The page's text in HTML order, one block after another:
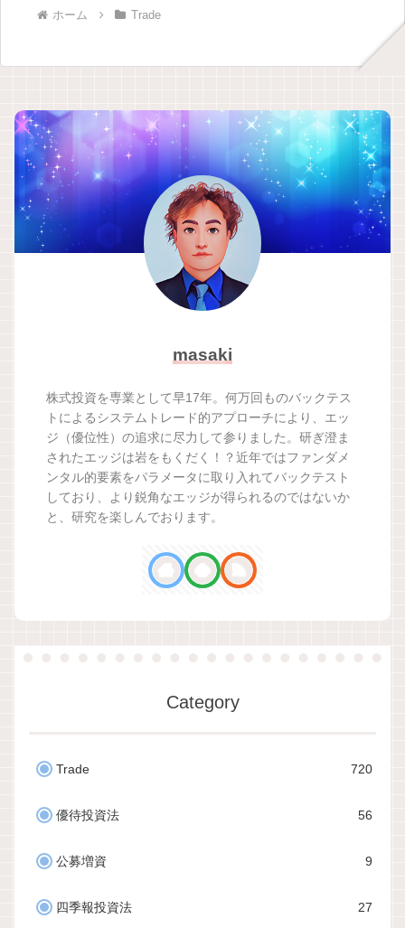
ホーム Trade
masaki
株式投資を専業として早17年。何万回ものバックテス
トによるシステムトレード的アプローチにより、エッ
ジ（優位性）の追求に尽力して参りました。研ぎ澄ま
されたエッジは岩をもくだく！？近年ではファンダメ
ンタル的要素をパラメータに取り入れてバックテスト
しており、より鋭角なエッジが得られるのではないか
と、研究を楽しんでおります。
Category
Trade 720
優待投資法 56
公募増資 9
四季報投資法 27